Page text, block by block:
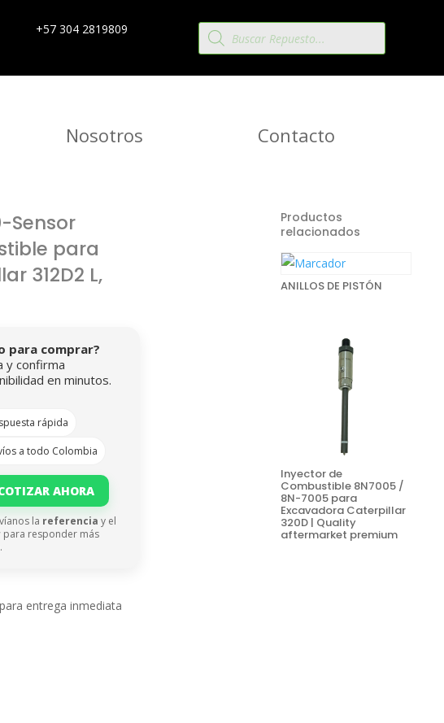
+57 304 2819809 Búsqueda
de
productos
Nosotros Contacto
Sensor
para
312D2 L,
para comprar?
y confirma
en minutos.
rápida
a todo Colombia
AHORA
la referencia y el
para responder más
entrega inmediata
Productos
relacionados
ANILLOS DE PISTÓN
Inyector de
Combustible 8N7005 /
8N-7005 para
Excavadora Caterpillar
320D | Quality
aftermarket premium